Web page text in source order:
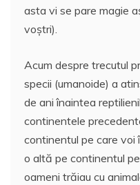
asta vi se pare magie
voștri).
Acum despre trecutul
specii (umanoide) a
de ani înaintea
continentele
continentul pe care voi
o altă pe continentul
oameni trăiau cu